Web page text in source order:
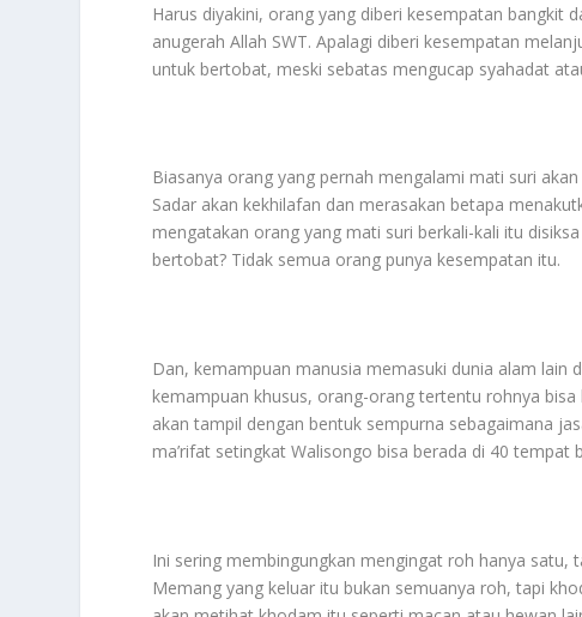
Harus diyakini, orang yang diberi kesempatan bangkit
anugerah Allah SWT. Apalagi diberi kesempatan
untuk bertobat, meski sebatas mengucap syahadat
Biasanya orang yang pernah mengalami mati suri
Sadar akan kekhilafan dan merasakan betapa
mengatakan orang yang mati suri berkali-kali itu
bertobat? Tidak semua orang punya kesempatan itu.
Dan, kemampuan manusia memasuki dunia alam lain
kemampuan khusus, orang-orang tertentu rohnya
akan tampil dengan bentuk sempurna sebagaimana
ma’rifat setingkat Walisongo bisa berada di 40 tempat
Ini sering membingungkan mengingat roh hanya
Memang yang keluar itu bukan semuanya roh, tapi